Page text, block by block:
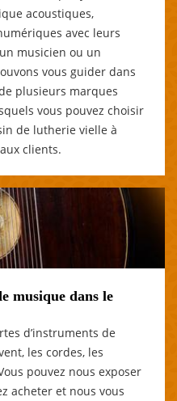
acoustiques,
avec leurs
musicien ou un
vous guider dans
plusieurs marques
vous pouvez choisir
de lutherie vielle à
clients.
musique dans le
d’instruments de
les cordes, les
pouvez nous exposer
acheter et nous vous